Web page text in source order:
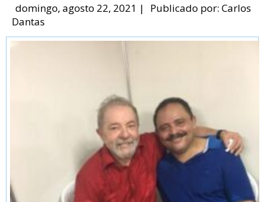
domingo, agosto 22, 2021 | Publicado por:Carlos
Dantas